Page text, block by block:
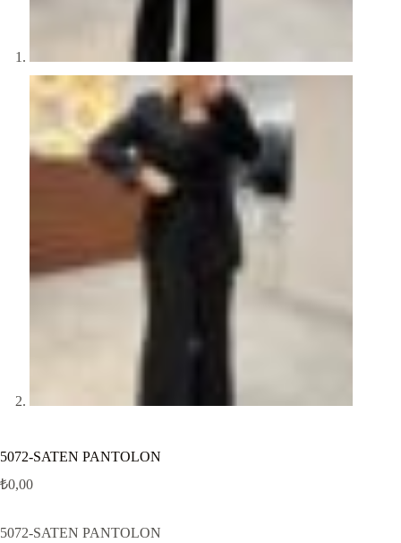
5072-SATEN PANTOLON
₺0,00
5072-SATEN PANTOLON